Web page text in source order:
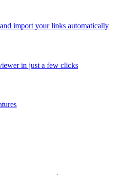
import your links automatically
in just a few clicks